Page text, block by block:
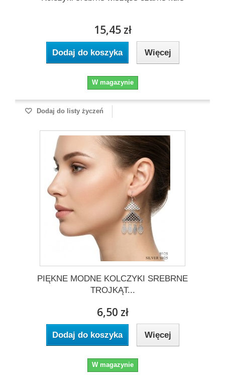
15,45 zł
Dodaj do koszyka Więcej
W magazynie
Dodaj do listy życzeń
PIĘKNE MODNE KOLCZYKI SREBRNE
TROJKĄT...
6,50 zł
Dodaj do koszyka Więcej
W magazynie